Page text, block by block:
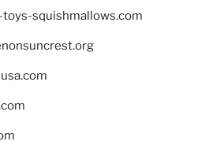
squishmallows.com